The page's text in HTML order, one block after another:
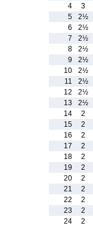
4
3
5
2½
6
2½
7
2½
8
2½
9
2½
10
2½
11
2½
12
2½
13
2½
14
2
15
2
16
2
17
2
18
2
19
2
20
2
21
2
22
2
23
2
24
2